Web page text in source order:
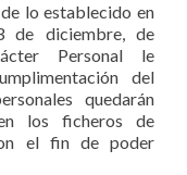
lo establecido en
de diciembre, de
Personal le
del
quedarán
los ficheros de
el fin de poder